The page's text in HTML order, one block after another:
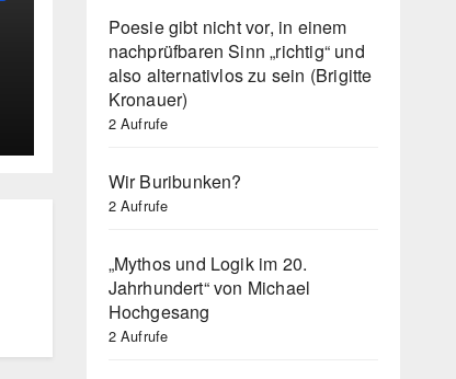
Poesie gibt nicht vor, in einem
nachprüfbaren Sinn „richtig“ und
also alternativlos zu sein (Brigitte
Kronauer)
2 Aufrufe
Wir Buribunken?
2 Aufrufe
„Mythos und Logik im 20.
Jahrhundert“ von Michael
Hochgesang
2 Aufrufe